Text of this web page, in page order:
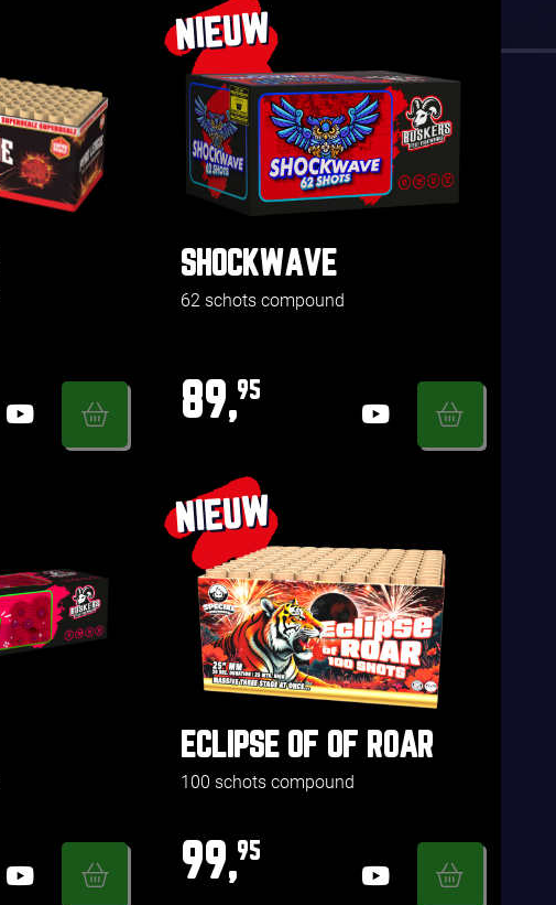
NIEUW
SHOCKWAVE
62 schots compound
89,95
NIEUW
ECLIPSE OF OF ROAR
100 schots compound
99,95